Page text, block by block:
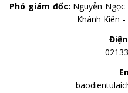
Phó giám đốc: Nguyễn
Khánh Kiên